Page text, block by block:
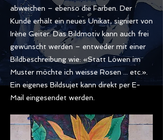
abweichen – ebenso die Farben. Der
Kunde erhält ein neues Unikat, signiert von
Irène Geiter. Das Bildmotiv kann auch frei
gewünscht werden – entweder mit einer
Bildbeschreibung wie: «Statt Löwen im
Muster möchte ich weisse Rosen ... etc.».
Ein eigenes Bildsujet kann direkt per E-
Mail eingesendet werden.